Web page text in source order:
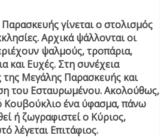
γίνεται ο στολισμός
Αρχικά ψάλλονται οι
ψαλμούς, τροπάρια,
και Ευχές. Στη συνέχεια
της Μεγάλης Παρασκευής και
του Εσταυρωμένου. Ακολούθως,
Κουβούκλιο ένα ύφασμα, πάνω
ή ζωγραφιστεί ο Κύριος,
λέγεται Επιτάφιος.